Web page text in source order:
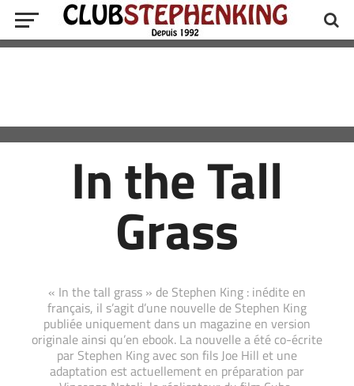
In the Tall
Grass
« In the tall grass » de Stephen King : inédite en
français, il s’agit d’une nouvelle de Stephen King
publiée uniquement dans un magazine en version
originale ainsi qu’en ebook. La nouvelle a été co-écrite
par Stephen King avec son fils Joe Hill et une
adaptation est actuellement en préparation par